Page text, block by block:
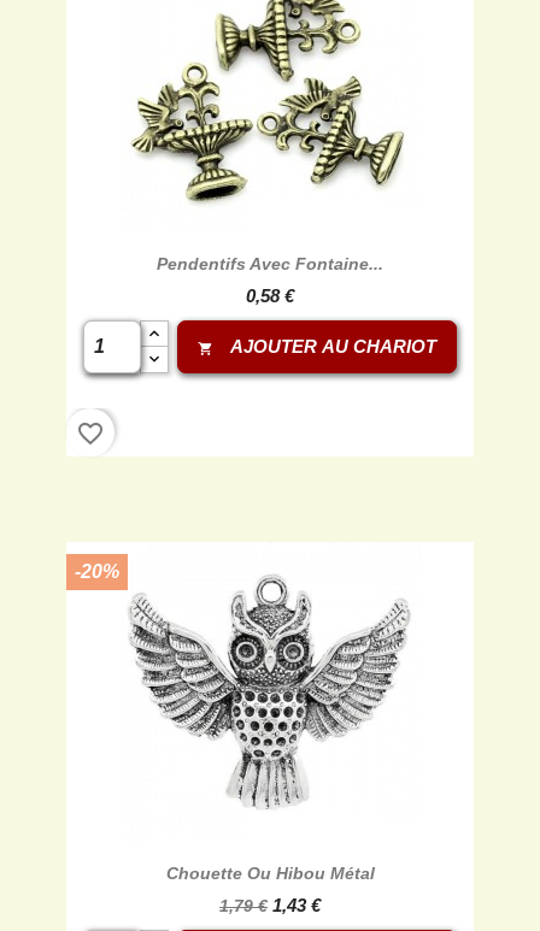
Pendentifs Avec Fontaine...
0,58 €
shopping_cart AJOUTER AU CHARIOT
favorite_border
Chouette Ou Hibou Métal
1,79 € 1,43 €
-20%